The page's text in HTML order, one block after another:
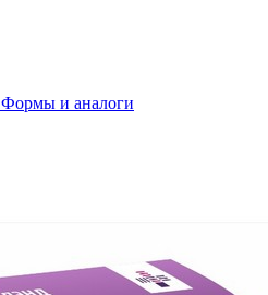
Формы и аналоги